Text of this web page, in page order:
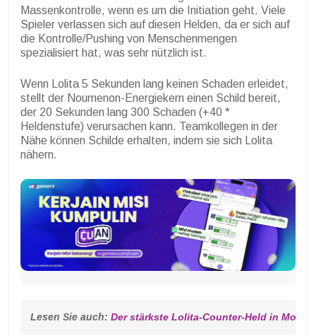
Massenkontrolle, wenn es um die Initiation geht. Viele
Spieler verlassen sich auf diesen Helden, da er sich auf
die Kontrolle/Pushing von Menschenmengen
spezialisiert hat, was sehr nützlich ist.
Wenn Lolita 5 Sekunden lang keinen Schaden erleidet,
stellt der Noumenon-Energiekern einen Schild bereit,
der 20 Sekunden lang 300 Schaden (+40 *
Heldenstufe) verursachen kann. Teamkollegen in der
Nähe können Schilde erhalten, indem sie sich Lolita
nähern.
Lesen Sie auch: Der stärkste Lolita-Counter-Held in